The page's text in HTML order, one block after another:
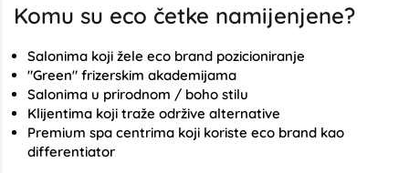
Komu su eco četke namijenjene?
Salonima koji žele eco brand pozicioniranje
"Green" frizerskim akademijama
Salonima u prirodnom / boho stilu
Klijentima koji traže održive alternative
Premium spa centrima koji koriste eco brand kao
differentiator